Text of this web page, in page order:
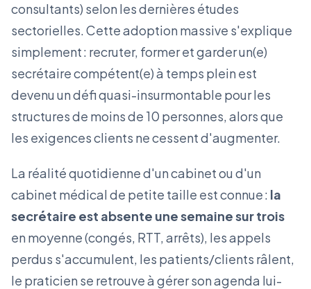
consultants) selon les dernières études
sectorielles. Cette adoption massive s'explique
simplement : recruter, former et garder un(e)
secrétaire compétent(e) à temps plein est
devenu un défi quasi-insurmontable pour les
structures de moins de 10 personnes, alors que
les exigences clients ne cessent d'augmenter.
La réalité quotidienne d'un cabinet ou d'un
cabinet médical de petite taille est connue : la
secrétaire est absente une semaine sur trois
en moyenne (congés, RTT, arrêts), les appels
perdus s'accumulent, les patients/clients râlent,
le praticien se retrouve à gérer son agenda lui-